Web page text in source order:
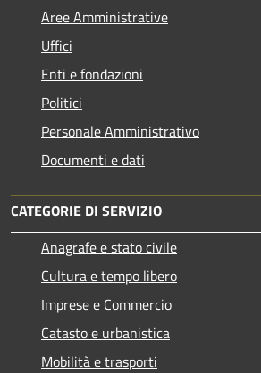
Aree Amministrative
Uffici
Enti e fondazioni
Politici
Personale Amministrativo
Documenti e dati
CATEGORIE DI SERVIZIO
Anagrafe e stato civile
Cultura e tempo libero
Imprese e Commercio
Catasto e urbanistica
Mobilità e trasporti